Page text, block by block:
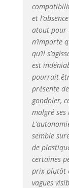
et
atout pour
n’importe
qu’il
est
pourrait
présente
gondoler,
malgré ses
semble
de
certaines
prix plutôt
vagues